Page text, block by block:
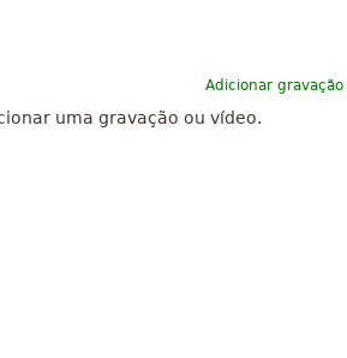
Adicionar gravação
uma gravação ou vídeo.